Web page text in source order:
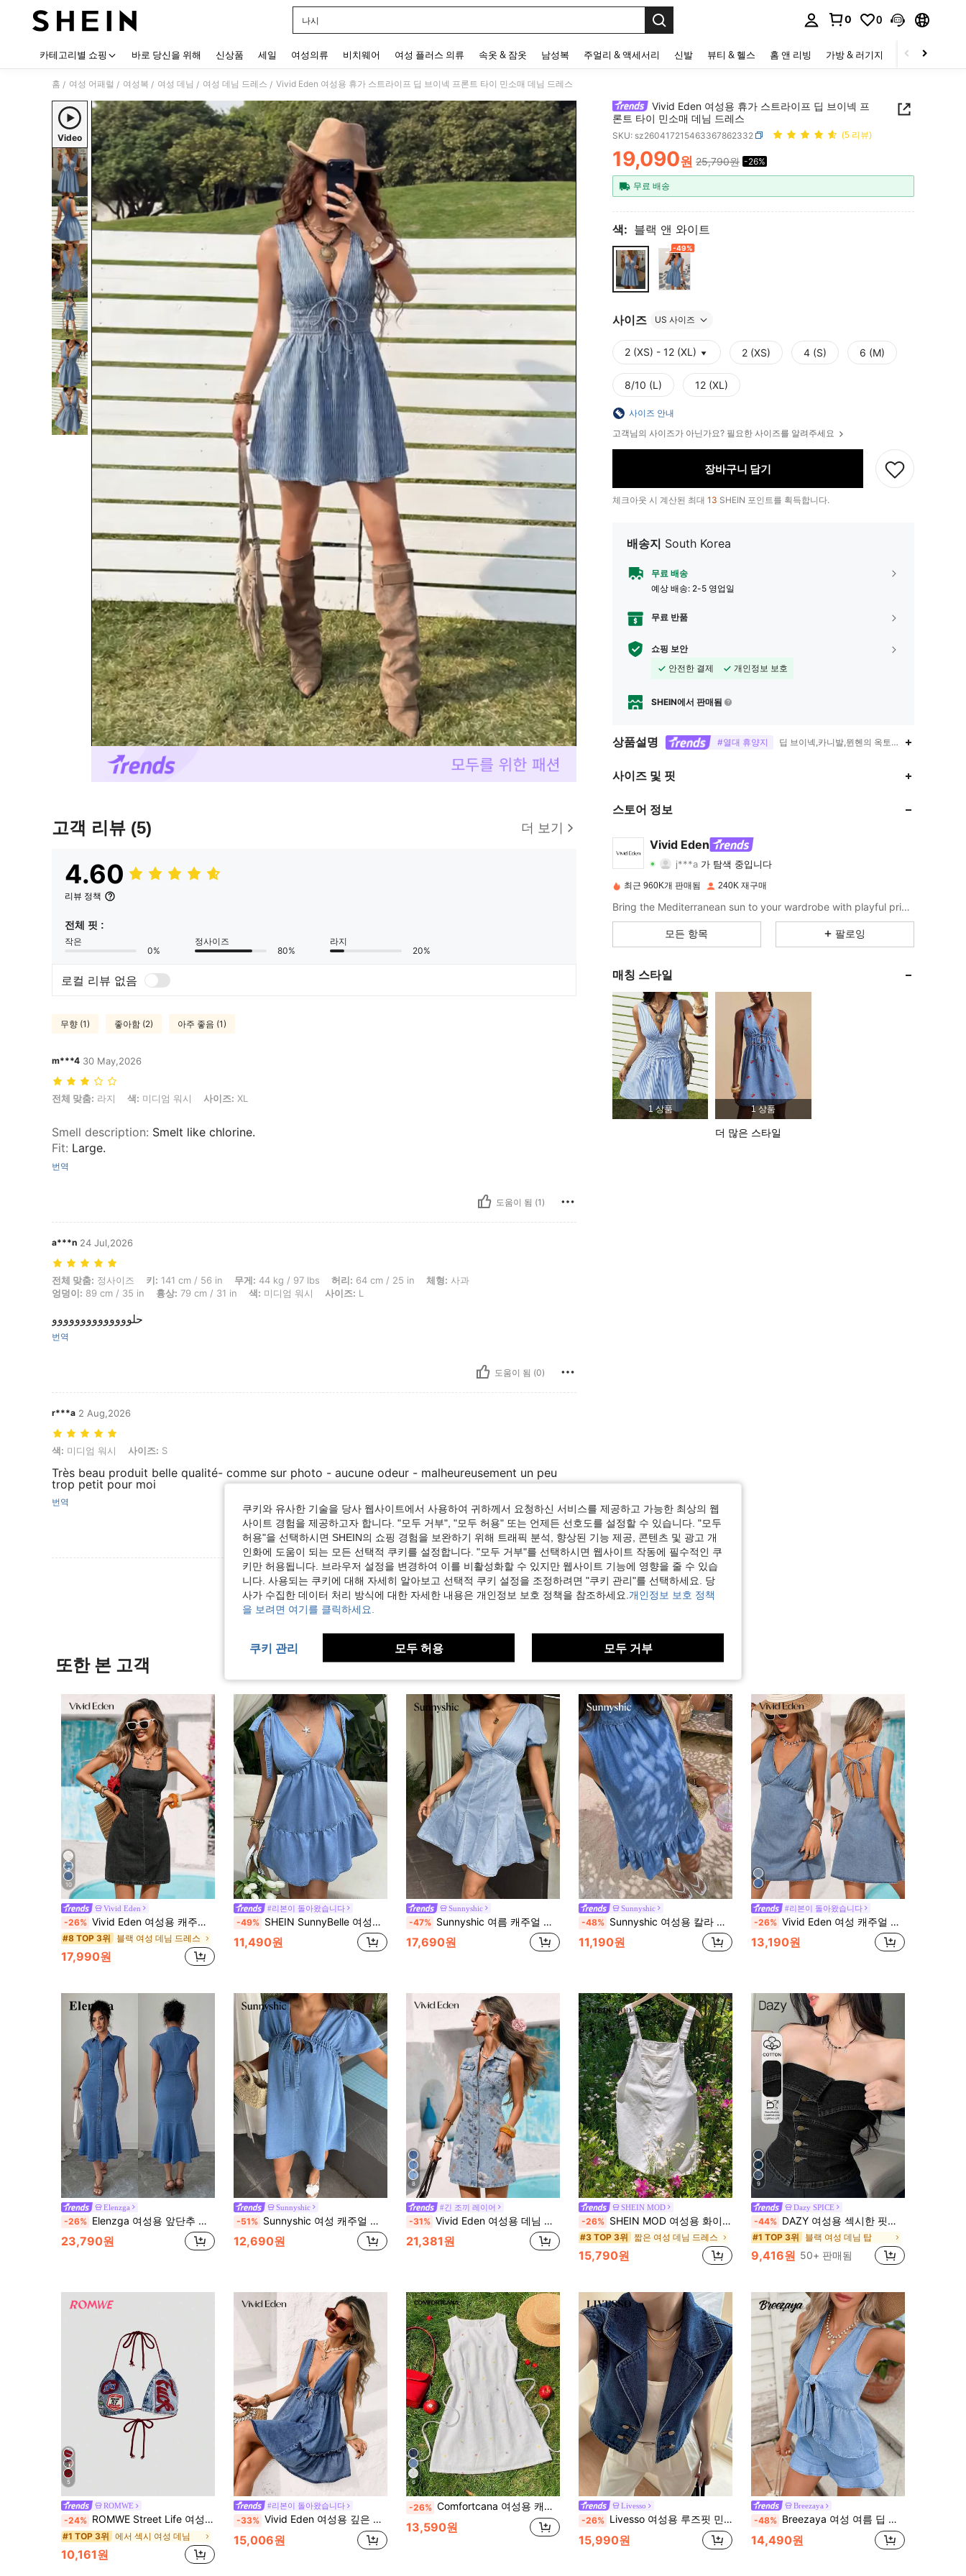
나시
0 0
카테고리별 쇼핑 바로 당신을 위해 신상품 세일 여성의류 비치웨어 여성 플러스 의류 속옷 & 잠옷 남성복 주얼리 & 액세서리 신발 뷰티 & 헬스 홈 앤 리빙 가방 & 러기지 스포츠 & 아웃
홈 / 여성 어패럴 / 여성복 / 여성 데님 / 여성 데님 드레스 / Vivid Eden 여성용 휴가 스트라이프 딥 브이넥 프론트 타이 민소매 데님 드레스
Video
고객 리뷰 (5) 더 보기
4.60
리뷰 정책
전체 핏 :
작은
0%
정사이즈
80%
라지
20%
로컬 리뷰 없음
무향 (1) 좋아함 (2) 아주 좋음 (1)
m***4 30 May,2026
전체 맞춤: 라지, 색: 미디엄 워시, 사이즈: XL
전체 맞춤: 라지 색: 미디엄 워시 사이즈: XL
Smell description: Smelt like chlorine.
Fit: Large.
번역
도움이 됨 (1)
a***n 24 Jul,2026
전체 맞춤: 정사이즈, 키: 141 cm / 56 in, 무게: 44 kg / 97 lbs, 허리: 64 cm / 25 in, 체형: 사과, 엉덩이: 89 cm / 35 in, 흉상: 79 cm / 31 in, 색: 미디엄 워시, 사이즈: L
전체 맞춤: 정사이즈 키: 141 cm / 56 in 무게: 44 kg / 97 lbs 허리: 64 cm / 25 in 체형: 사과
엉덩이: 89 cm / 35 in 흉상: 79 cm / 31 in 색: 미디엄 워시 사이즈: L
حلوووووووووووووو
번역
도움이 됨 (0)
r***a 2 Aug,2026
색: 미디엄 워시, 사이즈: S
색: 미디엄 워시 사이즈: S
Très beau produit belle qualité- comme sur photo - aucune odeur - malheureusement un peu
trop petit pour moi
번역
도움이 됨 (0)
리뷰 더 보기
Vivid Eden 여성용 휴가 스트라이프 딥 브이넥 프
론트 타이 민소매 데님 드레스
SKU: sz260417215463367862332 (5 리뷰)
PRICE AND AVAILABILITY
19,090원 25,790원 -26%
무료 배송
색: 블랙 앤 와이트
-49%
사이즈 US 사이즈
2 (XS) - 12 (XL) 2 (XS) 4 (S) 6 (M)
8/10 (L) 12 (XL)
사이즈 안내
고객님의 사이즈가 아닌가요? 필요한 사이즈를 알려주세요
장바구니 담기
체크아웃 시 계산된 최대 13 SHEIN 포인트를 획득합니다.
배송지 South Korea
무료 배송
예상 배송: 2-5 영업일
무료 반품
쇼핑 보안
안전한 결제
개인정보 보호
SHEIN에서 판매됨
상품설명 #열대 휴양지 딥 브이넥,카니발,뮌헨의 옥토버페스트,루시드,
사이즈 및 핏
스토어 정보
Vivid Eden
가 탐색 중입니다
4.86 등급 1.8K아이템 305K
4.86 1.8K
4.86 1.8K 305K
4.86 1.8K 305K
4.86 1.8K 305K
최근 960K개 판매됨 240K 재구매
Bring the Mediterranean sun to your wardrobe with playful prints and vibrant hues that inspire a carefree spirit and effortlessly chic style.
모든 항목 팔로잉
매칭 스타일
1 상품 1 상품
더 많은 스타일
또한 본 고객
10
Vivid Eden
-26% Vivid Eden 여성용 캐주얼 데일리 데님 드레스
#8 TOP 3위 블랙 여성 데님 드레스
17,990원
#리본이 돌아왔습니다
-49% SHEIN SunnyBelle 여성용 데님, 할로윈, 크리스마스, 추수감사절, 새해 파티, 출퇴근, 일상, 휴가, 크로스오버, 여름 드레스, 비치웨어, 비치 드레스, 캐주얼 드레스, 깊은 V넥 민소매 보우 타이 A라인 미니 드레스에 적합
11,490원
Sunnyshic
-47% Sunnyshic 여름 캐주얼 딥 브이넥 퍼프 소매 데님 드레스
17,690원
Sunnyshic
-48% Sunnyshic 여성용 칼라 주름 캐주얼 휴가 데님 드레스
11,190원
#리본이 돌아왔습니다
-26% Vivid Eden 여성 캐주얼 등받이 없는 민소매 데님 드레스 휴가용 등받이 없는 데님 드레스 여성 데님 드레스 여성 여름 드레스 여성 선드레스 여성 드레스 여성 데님 드레스 여성 선드레스 여성 드레스 여름 데님 드레스
13,190원
Elenzga
-26% Elenzga 여성용 앞단추 머메이드 데님 드레스
23,790원
Sunnyshic
-51% Sunnyshic 여성 캐주얼 데님 원피스 휴가 & 외출용
12,690원
8
#긴 조끼 레이어
-31% Vivid Eden 여성용 데님 드레스 캐주얼 휴가 민소매 드레스 블루 플로럴 드레스 컨트리 콘서트 의상 홀리데이 드레스 여름 드레스 개학 준비
21,381원
SHEIN MOD
-26% SHEIN MOD 여성용 화이트 여름 캐주얼 피크닉 데님 멜빵 원피스, 다용도 일상 축제 의상, 의류, 우아한 비치 파티 드레스
#3 TOP 3위 짧은 여성 데님 드레스
15,790원
9
Dazy SPICE
-44% DAZY 여성용 섹시한 핏의 뮤직 페스티벌 디자인 비대칭 밑단 크롭 데님 탑, 여름 및 봄 튜브 탑에 적합
#1 TOP 3위 블랙 여성 데님 탑
9,416원 50+ 판매됨
5
ROMWE
-24% ROMWE Street Life 여성용 Y2K 빈티지 슬로건 로고 자수 타이업 크롭 섹시 데님 탑
#1 TOP 3위 에서 섹시 여성 데님
10,161원
#리본이 돌아왔습니다
-33% Vivid Eden 여성용 깊은 V넥 매듭 러치드 데님 드레스, 데이트 및 외출에 패셔너블한 여성 휴가 드레스 블루 선드레스 여성용 여성 데님 드레스 블루 진 드레스 블루 선 드레스 휴가 의상 여성용 여성 여름 드레스 여성 캐주얼 드레스 여성 비치 드레스 여성 여름 의상 리조트 웨어 여성 휴가 드레스
15,006원
6
-26% Comfortcana 여성용 캐주얼 핏 민소매 미니 데님 드레스, 블루
13,590원
Livesso
-26% Livesso 여성용 루즈핏 민소매 데님 셔츠, 여름 휴가에 적합
15,990원
Breezaya
-48% Breezaya 여성 여름 딥 브이넥 주름 상의 및 반바지 캐주얼 데일리 데님 세트
14,490원
쿠키와 유사한 기술을 당사 웹사이트에서 사용하여 귀하께서 요청하신 서비스를 제공하고 가능한 최상의 웹
사이트 경험을 제공하고자 합니다. "모두 거부", "모두 허용" 또는 언제든 선호도를 설정할 수 있습니다. "모두
허용"을 선택하시면 SHEIN의 쇼핑 경험을 보완하기 위해 트래픽 분석, 향상된 기능 제공, 콘텐츠 및 광고 개
인화에 도움이 되는 모든 선택적 쿠키를 설정합니다. "모두 거부"를 선택하시면 웹사이트 작동에 필수적인 쿠
키만 허용됩니다. 브라우저 설정을 변경하여 이를 비활성화할 수 있지만 웹사이트 기능에 영향을 줄 수 있습
니다. 사용되는 쿠키에 대해 자세히 알아보고 선택적 쿠키 설정을 조정하려면 "쿠키 관리"를 선택하세요. 당
사가 수집한 데이터 처리 방식에 대한 자세한 내용은 개인정보 보호 정책을 참조하세요. 개인정보 보호 정책
을 보려면 여기를 클릭하세요.
쿠키 관리 모두 허용 모두 거부